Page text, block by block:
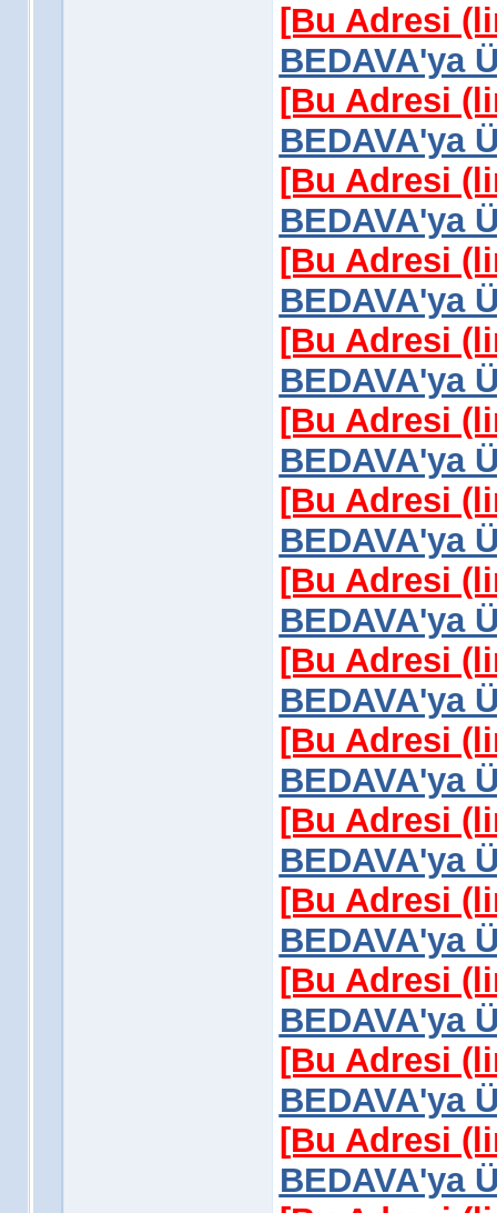
[Bu Adresi
BEDAVA'ya
[Bu Adresi
BEDAVA'ya
[Bu Adresi
BEDAVA'ya
[Bu Adresi
BEDAVA'ya
[Bu Adresi
BEDAVA'ya
[Bu Adresi
BEDAVA'ya
[Bu Adresi
BEDAVA'ya
[Bu Adresi
BEDAVA'ya
[Bu Adresi
BEDAVA'ya
[Bu Adresi
BEDAVA'ya
[Bu Adresi
BEDAVA'ya
[Bu Adresi
BEDAVA'ya
[Bu Adresi
BEDAVA'ya
[Bu Adresi
BEDAVA'ya
[Bu Adresi
BEDAVA'ya